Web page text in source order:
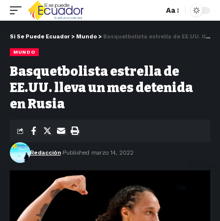
Aa
Si Se Puede Ecuador > Mundo > Basquetbolista estrella de EE.UU. lleva un mes detenida en Rusia
MUNDO
Basquetbolista estrella de
EE.UU. lleva un mes detenida
en Rusia
Redacción Published marzo 14, 2022